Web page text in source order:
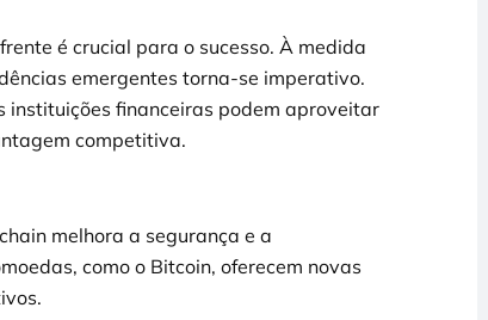
é crucial para o sucesso. À medida
emergentes torna-se imperativo.
instituições financeiras podem aproveitar
competitiva.
melhora a segurança e a
como o Bitcoin, oferecem novas